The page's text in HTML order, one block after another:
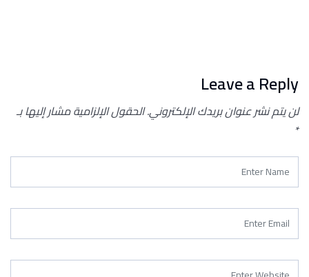
Leave a Reply
لن يتم نشر عنوان بريدك الإلكتروني.الحقول الإلزامية مشار إليها بـ
*